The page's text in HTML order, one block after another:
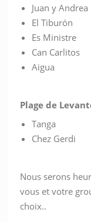
Juan y Andrea
El Tiburón
Es Ministre
Can Carlitos
Aigua
Plage de
Tanga
Chez Gerdi
Nous serons
vous et votre
choix..